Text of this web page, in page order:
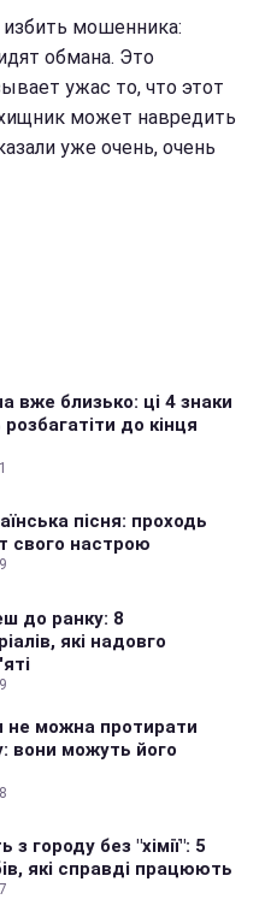
избить мошенника:
обмана. Это
ужас то, что этот
может навредить
уже очень, очень
вже близько: ці 4 знаки
до кінця
пісня: проходь
свого настрою
до ранку: 8
які надовго
не можна протирати
вони можуть його
з городу без "хімії": 5
які справді працюють